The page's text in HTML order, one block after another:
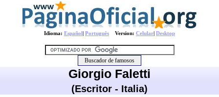
Idioma: Español| Português Version: Celular| Desktop
Giorgio Faletti
(Escritor - Italia)